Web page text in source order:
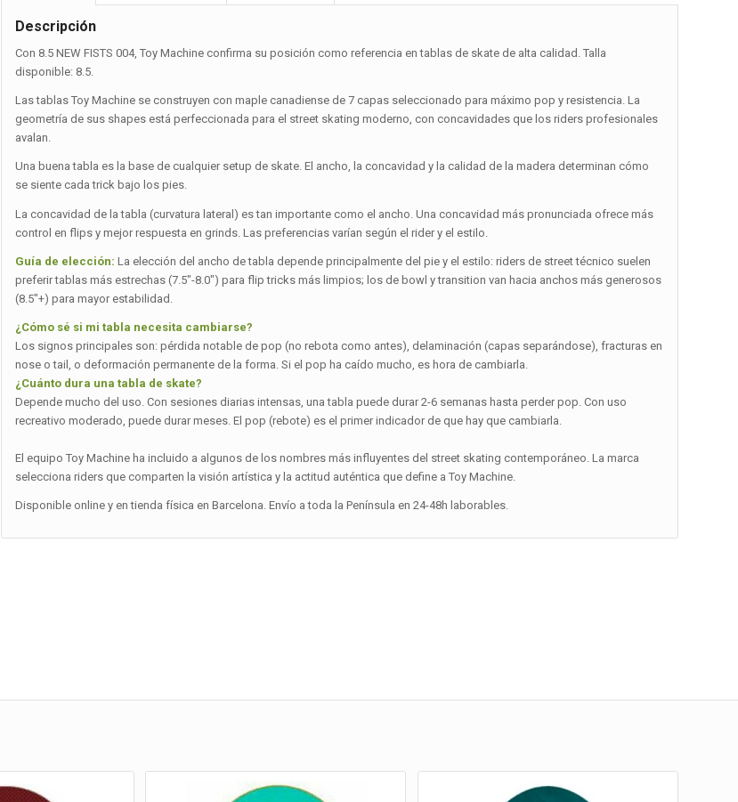
Descripción
Con 8.5 NEW FISTS 004, Toy Machine confirma su posición como referencia en tablas de skate de alta calidad. Talla
disponible: 8.5.
Las tablas Toy Machine se construyen con maple canadiense de 7 capas seleccionado para máximo pop y resistencia. La
geometría de sus shapes está perfeccionada para el street skating moderno, con concavidades que los riders profesionales
avalan.
Una buena tabla es la base de cualquier setup de skate. El ancho, la concavidad y la calidad de la madera determinan cómo
se siente cada trick bajo los pies.
La concavidad de la tabla (curvatura lateral) es tan importante como el ancho. Una concavidad más pronunciada ofrece más
control en flips y mejor respuesta en grinds. Las preferencias varían según el rider y el estilo.
Guía de elección: La elección del ancho de tabla depende principalmente del pie y el estilo: riders de street técnico suelen
preferir tablas más estrechas (7.5″-8.0″) para flip tricks más limpios; los de bowl y transition van hacia anchos más generosos
(8.5″+) para mayor estabilidad.
¿Cómo sé si mi tabla necesita cambiarse?
Los signos principales son: pérdida notable de pop (no rebota como antes), delaminación (capas separándose), fracturas en
nose o tail, o deformación permanente de la forma. Si el pop ha caído mucho, es hora de cambiarla.
¿Cuánto dura una tabla de skate?
Depende mucho del uso. Con sesiones diarias intensas, una tabla puede durar 2-6 semanas hasta perder pop. Con uso
recreativo moderado, puede durar meses. El pop (rebote) es el primer indicador de que hay que cambiarla.
El equipo Toy Machine ha incluido a algunos de los nombres más influyentes del street skating contemporáneo. La marca
selecciona riders que comparten la visión artística y la actitud auténtica que define a Toy Machine.
Disponible online y en tienda física en Barcelona. Envío a toda la Península en 24-48h laborables.